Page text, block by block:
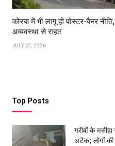
कोरबा में भी लागू हो पोस्टर-बैनर
अव्यवस्था से राहत
JULY 27, 2026
Top Posts
गरीबों के
अटैक; लोगों